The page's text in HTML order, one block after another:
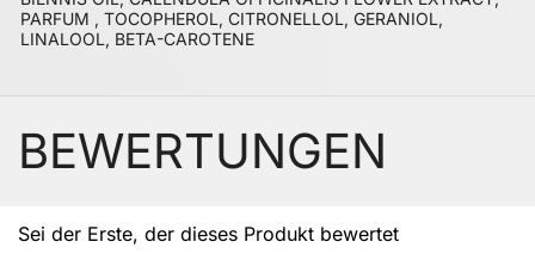
PARFUM , TOCOPHEROL, CITRONELLOL, GERANIOL,
LINALOOL, BETA-CAROTENE
BEWERTUNGEN
Sei der Erste, der dieses Produkt bewertet